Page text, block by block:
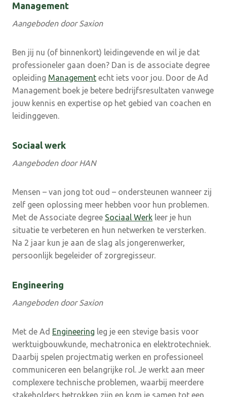
Management
Aangeboden door Saxion
Ben jij nu (of binnenkort) leidingevende en wil je dat
professioneler gaan doen? Dan is de associate degree
opleiding Management echt iets voor jou. Door de Ad
Management boek je betere bedrijfsresultaten vanwege
jouw kennis en expertise op het gebied van coachen en
leidinggeven.
Sociaal werk
Aangeboden door HAN
Mensen – van jong tot oud – ondersteunen wanneer zij
zelf geen oplossing meer hebben voor hun problemen.
Met de Associate degree Sociaal Werk leer je hun
situatie te verbeteren en hun netwerken te versterken.
Na 2 jaar kun je aan de slag als jongerenwerker,
persoonlijk begeleider of zorgregisseur.
Engineering
Aangeboden door Saxion
Met de Ad Engineering leg je een stevige basis voor
werktuigbouwkunde, mechatronica en elektrotechniek.
Daarbij spelen projectmatig werken en professioneel
communiceren een belangrijke rol. Je werkt aan meer
complexere technische problemen, waarbij meerdere
stakeholders betrokken zijn en kom je samen tot een